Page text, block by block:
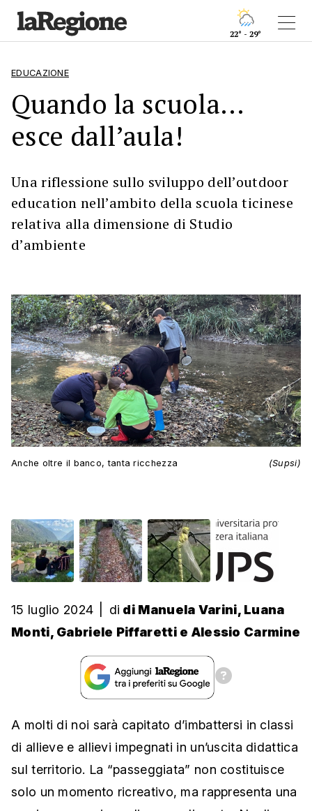
22° - 29°
EDUCAZIONE
Quando la scuola...
esce dall’aula!
Una riflessione sullo sviluppo dell’outdoor
education nell’ambito della scuola ticinese
relativa alla dimensione di Studio
d’ambiente
Anche oltre il banco, tanta ricchezza (Supsi)
15 luglio 2024 di di Manuela Varini, Luana
Monti, Gabriele Piffaretti e Alessio Carmine
A molti di noi sarà capitato d’imbattersi in classi
di allieve e allievi impegnati in un’uscita didattica
sul territorio. La “passeggiata” non costituisce
solo un momento ricreativo, ma rappresenta una